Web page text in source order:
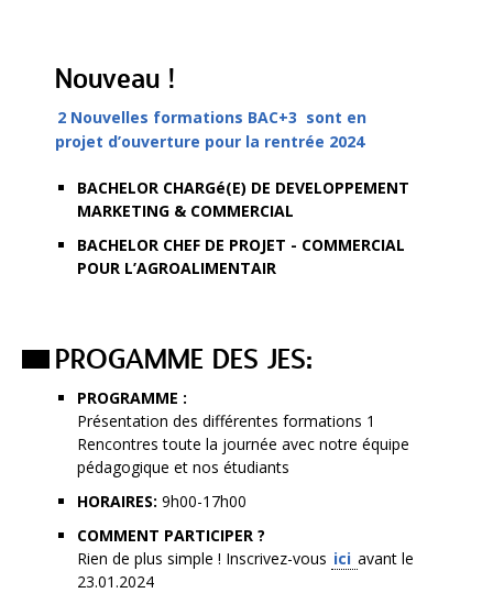
Nouveau !
2 Nouvelles formations BAC+3 sont en
projet d’ouverture pour la rentrée 2024
BACHELOR CHARGé(E) DE DEVELOPPEMENT
MARKETING & COMMERCIAL
BACHELOR CHEF DE PROJET - COMMERCIAL
POUR L’AGROALIMENTAIR
PROGAMME DES JES:
PROGRAMME :
Présentation des différentes formations 1
Rencontres toute la journée avec notre équipe
pédagogique et nos étudiants
HORAIRES: 9h00-17h00
COMMENT PARTICIPER ?
Rien de plus simple ! Inscrivez-vous ici avant le
23.01.2024